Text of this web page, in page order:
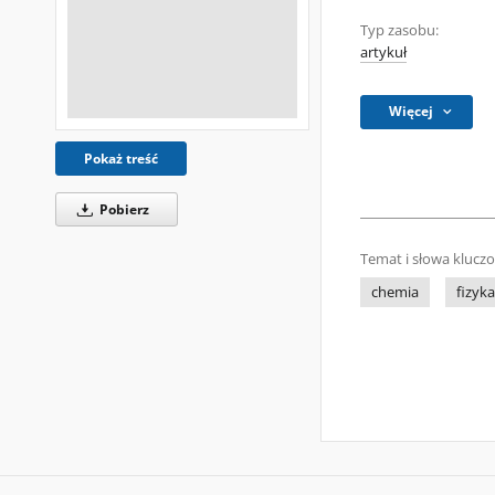
Pokaż treść
Pobierz
Typ zasobu:
artykuł
Więcej
Temat i słowa
chemia
fizyka